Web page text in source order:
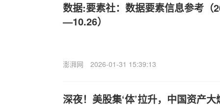
数据:要素社：数据要素信息参考（
—10.26）
澎湃网 2026-01-31 15:39:13
深夜！美股集‘体’拉升，中国资产大